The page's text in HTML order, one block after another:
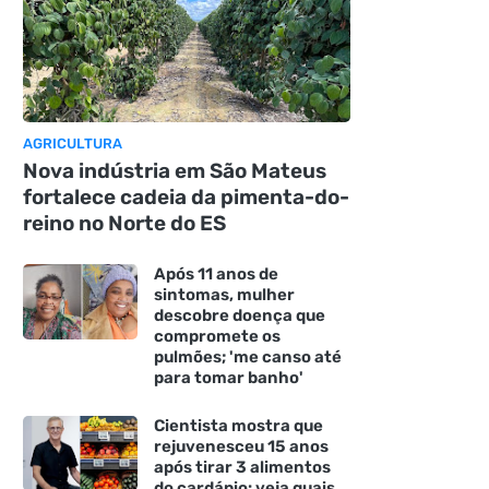
AGRICULTURA
Nova indústria em São Mateus
fortalece cadeia da pimenta-do-
reino no Norte do ES
Após 11 anos de
sintomas, mulher
descobre doença que
compromete os
pulmões; 'me canso até
para tomar banho'
Cientista mostra que
rejuvenesceu 15 anos
após tirar 3 alimentos